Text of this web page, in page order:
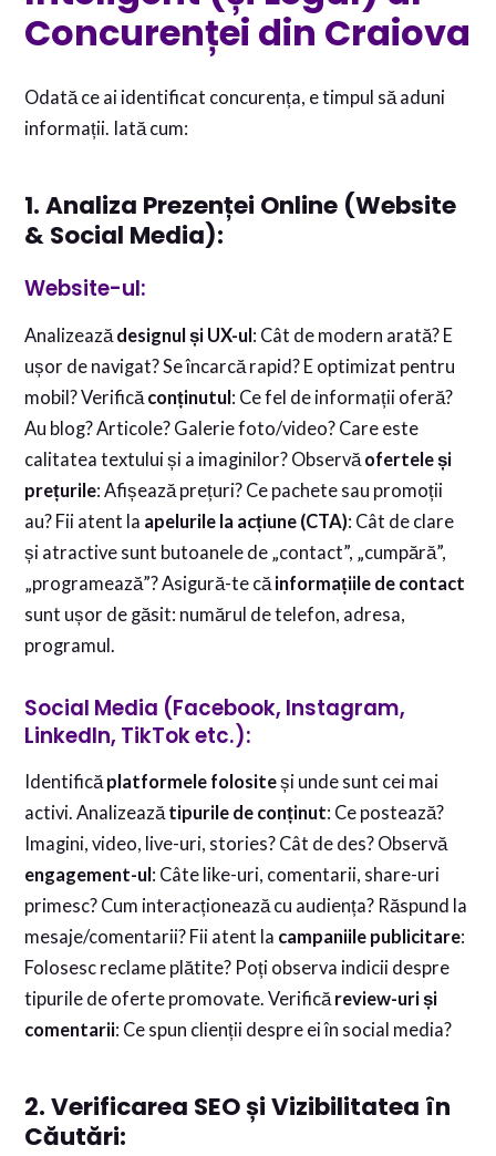
Concurenței din Craiova
Odată ce ai identificat concurența, e timpul să aduni
informații. Iată cum:
1. Analiza Prezenței Online (Website
& Social Media):
Website-ul:
Analizează designul și UX-ul: Cât de modern arată? E
ușor de navigat? Se încarcă rapid? E optimizat pentru
mobil? Verifică conținutul: Ce fel de informații oferă?
Au blog? Articole? Galerie foto/video? Care este
calitatea textului și a imaginilor? Observă ofertele și
prețurile: Afișează prețuri? Ce pachete sau promoții
au? Fii atent la apelurile la acțiune (CTA): Cât de clare
și atractive sunt butoanele de „contact”, „cumpără”,
„programează”? Asigură-te că informațiile de contact
sunt ușor de găsit: numărul de telefon, adresa,
programul.
Social Media (Facebook, Instagram,
LinkedIn, TikTok etc.):
Identificăplatformele folositeși unde sunt cei mai
activi. Analizeazătipurile de conținut: Ce postează?
Imagini, video, live-uri, stories? Cât de des? Observă
engagement-ul : Câte like-uri, comentarii, share-uri
primesc? Cum interacționează cu audiența? Răspund la
mesaje/comentarii? Fii atent la campaniile publicitare:
Folosesc reclame plătite? Poți observa indicii despre
tipurile de oferte promovate. Verificăreview-uri și
comentarii: Ce spun clienții despre ei în social media?
2. Verificarea SEO și Vizibilitatea în
Căutări: